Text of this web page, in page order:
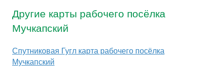
Другие карты рабочего посёлка
Мучкапский
Спутниковая Гугл карта рабочего посёлка
Мучкапский